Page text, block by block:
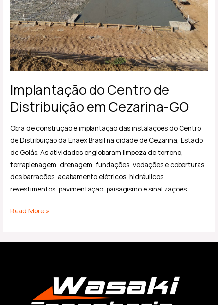
Implantação do Centro de
Distribuição em Cezarina-GO
Obra de construção e implantação das instalações do Centro
de Distribuição da Enaex Brasil na cidade de Cezarina, Estado
de Goiás. As atividades englobaram limpeza de terreno,
terraplenagem, drenagem, fundações, vedações e coberturas
dos barracões, acabamento elétricos, hidráulicos,
revestimentos, pavimentação, paisagismo e sinalizações.
GO
Read More »